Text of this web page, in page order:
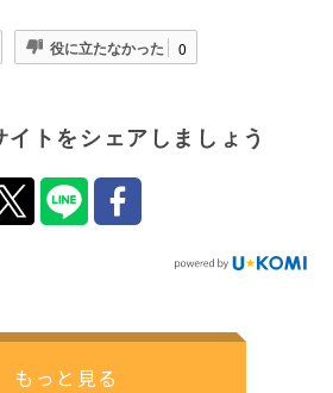
役に立たなかった 0
トをシェアしましょう
もっと見る